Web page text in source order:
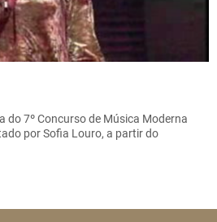
do 7º Concurso de Música Moderna
por Sofia Louro, a partir do